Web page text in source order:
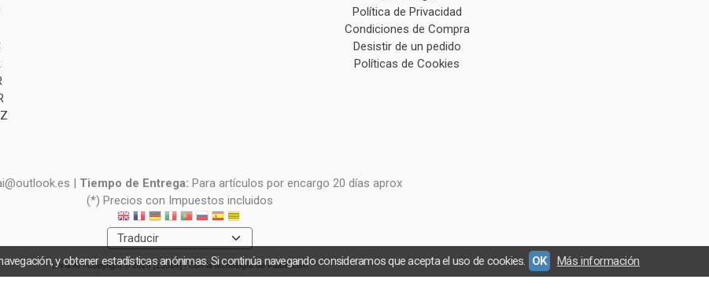
Política de Privacidad
Condiciones de Compra
Desistir de un pedido
Políticas de Cookies
| Tiempo de Entrega: Para artículos por encargo 20 días aprox
(*) Precios con Impuestos incluidos
UN & AI- Copyright © 2026 [15614] - Con la tecnología de Palbin.com
y obtener estadísticas anónimas. Si continúa navegando consideramos que acepta el uso de cookies. OK Más información